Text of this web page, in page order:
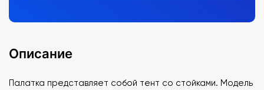
Описание
Палатка представляет собой тент со стойками. Модель